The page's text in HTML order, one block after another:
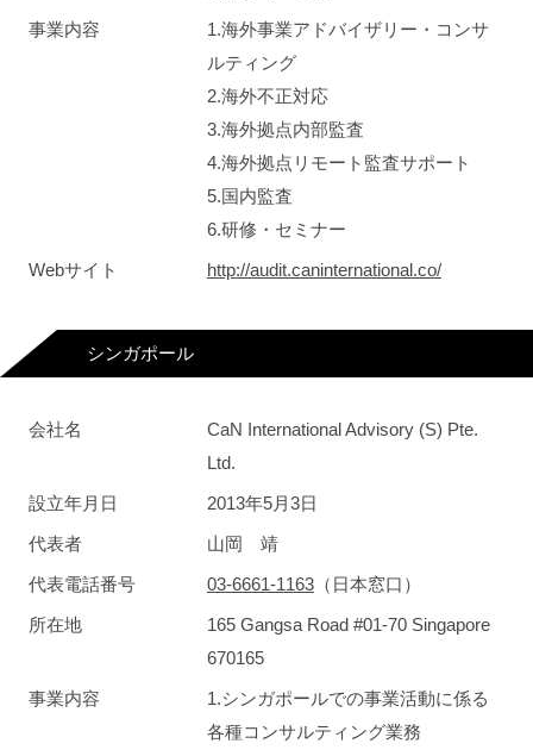
事業内容
1.海外事業アドバイザリー・コンサ
ルティング
2.海外不正対応
3.海外拠点内部監査
4.海外拠点リモート監査サポート
5.国内監査
6.研修・セミナー
Webサイト
http://audit.caninternational.co/
シンガポール
会社名
CaN International Advisory (S) Pte.
Ltd.
設立年月日
2013年5月3日
代表者
山岡 靖
代表電話番号
03-6661-1163（日本窓口）
所在地
165 Gangsa Road #01-70 Singapore
670165
事業内容
1.シンガポールでの事業活動に係る
各種コンサルティング業務